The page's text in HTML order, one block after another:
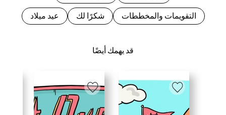
قد يهمك أيضًا
التقويمات والمخططات شكرًا لك عيد ميلاد